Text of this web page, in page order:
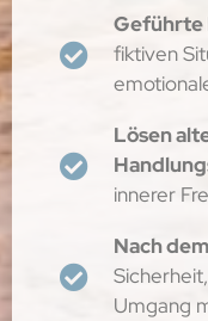
Geführte
fiktiven
Lösen
innerer
Nach
Umgang